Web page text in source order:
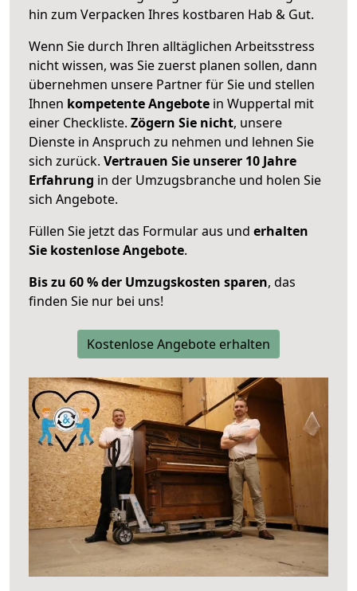
hin zum Verpacken Ihres kostbaren Hab & Gut.
Wenn Sie durch Ihren alltäglichen Arbeitsstress
nicht wissen, was Sie zuerst planen sollen, dann
übernehmen unsere Partner für Sie und stellen
Ihnen kompetente Angebote in Wuppertal mit
einer Checkliste. Zögern Sie nicht, unsere
Dienste in Anspruch zu nehmen und lehnen Sie
sich zurück. Vertrauen Sie unserer 10 Jahre
Erfahrung in der Umzugsbranche und holen Sie
sich Angebote.
Füllen Sie jetzt das Formular aus und erhalten
Sie kostenlose Angebote.
Bis zu 60 % der Umzugskosten sparen, das
finden Sie nur bei uns!
Kostenlose Angebote erhalten